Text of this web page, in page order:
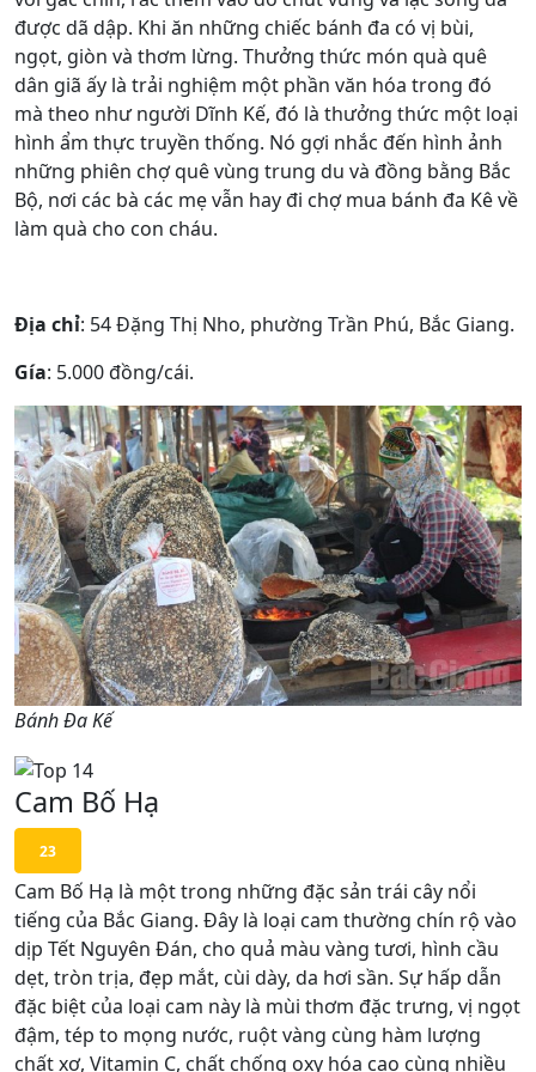
được dã dập. Khi ăn những chiếc bánh đa có vị bùi,
ngọt, giòn và thơm lừng. Thưởng thức món quà quê
dân giã ấy là trải nghiệm một phần văn hóa trong đó
mà theo như người Dĩnh Kế, đó là thưởng thức một loại
hình ẩm thực truyền thống. Nó gợi nhắc đến hình ảnh
những phiên chợ quê vùng trung du và đồng bằng Bắc
Bộ, nơi các bà các mẹ vẫn hay đi chợ mua bánh đa Kê về
làm quà cho con cháu.
Địa chỉ: 54 Đặng Thị Nho, phường Trần Phú, Bắc Giang.
Gía: 5.000 đồng/cái.
Bánh Đa Kế
Cam Bố Hạ
23
Cam Bố Hạ là một trong những đặc sản trái cây nổi
tiếng của Bắc Giang. Đây là loại cam thường chín rộ vào
dịp Tết Nguyên Đán, cho quả màu vàng tươi, hình cầu
dẹt, tròn trịa, đẹp mắt, cùi dày, da hơi sần. Sự hấp dẫn
đặc biệt của loại cam này là mùi thơm đặc trưng, vị ngọt
đậm, tép to mọng nước, ruột vàng cùng hàm lượng
chất xơ, Vitamin C, chất chống oxy hóa cao cùng nhiều